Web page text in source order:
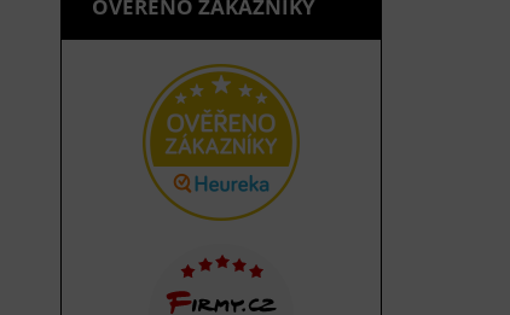
OVĚŘENO ZÁKAZNÍKY